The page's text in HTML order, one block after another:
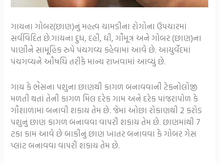
ગાયના ગોબર(છાણ)નું મહત્વ ચામડીના રોગોના ઉપચારમાં
સર્વવિદિત છે.ગાયના દુધ, દહીં, ઘી, ગૌમૂત્ર અને ગોબર (છાણ)ના
પાણીને સામૂહિક રુપે પંચગવ્ય કહેવામાં આવે છે. આયુર્વેદમાં
પંચગવ્યને ઔષધિ તરીકે માન્ય રાખવામાં આવ્યું છે.
ગાય કે ભેંસના પશુના છાણથી કાગળ બનાવવાની ટેકનોલોજી
મળતી થતાં તેની કાગળ મિલ દરેક ગામ અને દરેક પાંજરાપોળ કે
ગૌશાળામાં બનાવી શકાય તેમ છે. જેમાં ઓછા રોકાણથી 2 કરોડ
પશુનું છાણ કાગળ બનાવવા વાપરી શકાય તેમ છે. છાણમાંથી 7
ટકા કામ આવે છે બાકીનું છાણ ખાતર બનાવવા કે ગોબર ગેસ
પ્લાંટ બનાવવા વાપરી શકાય તેમ છે.